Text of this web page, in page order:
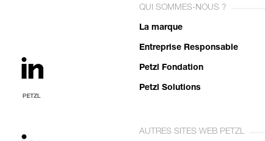
QUI SOMMES-NOUS ?
La marque
Entreprise Responsable
Petzl Fondation
Petzl Solutions
AUTRES SITES WEB PETZL